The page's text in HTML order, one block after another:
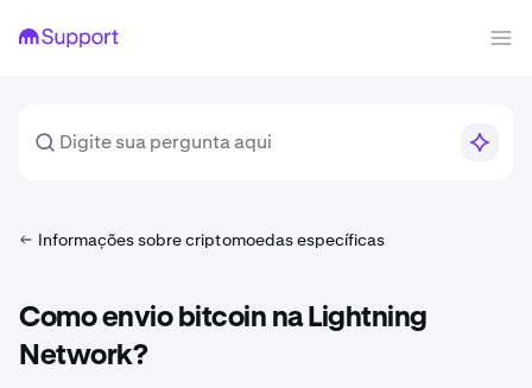
Informações sobre criptomoedas específicas
Como envio bitcoin na Lightning
Network?